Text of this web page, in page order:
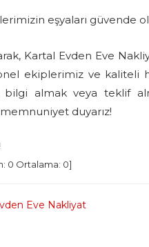
eşyaları güvende
Kartal Evden Eve
ekiplerimiz ve kaliteli
bilgi almak veya teklif
duyarız!
0 Ortalama: 0]
Eve Nakliyat